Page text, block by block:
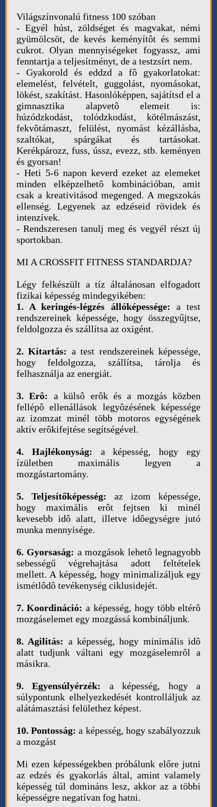
Világszínvonalú fitness 100 szóban
- Egyél húst, zöldséget és magvakat, némi
gyümölcsöt, de kevés keményítôt és semmi
cukrot. Olyan mennyiségeket fogyassz, ami
fenntartja a teljesítményt, de a testzsírt nem.
- Gyakorold és eddzd a fô gyakorlatokat:
elemelést, felvételt, guggolást, nyomásokat,
lökést, szakítást. Hasonlóképpen, sajátítsd el a
gimnasztika alapvetô elemeit is:
húzódzkodást, tolódzkodást, kötélmászást,
fekvôtámaszt, felülést, nyomást kézállásba,
szaltókat, spárgákat és tartásokat.
Kerékpározz, fuss, ússz, evezz, stb. keményen
és gyorsan!
- Heti 5-6 napon keverd ezeket az elemeket
minden elképzelhetô kombinációban, amit
csak a kreativitásod megenged. A megszokás
ellenség. Legyenek az edzéseid rövidek és
intenzívek.
- Rendszeresen tanulj meg és vegyél részt új
sportokban.
MI A CROSSFIT FITNESS STANDARDJA?
Légy felkészült a tíz általánosan elfogadott
fizikai képesség mindegyikében:
1. A keringés-légzés állóképessége: a test
rendszereinek képessége, hogy összegyűjtse,
feldolgozza és szállítsa az oxigént.
2. Kitartás: a test rendszereinek képessége,
hogy feldolgozza, szállítsa, tárolja és
felhasználja az energiát.
3. Erô: a külsô erôk és a mozgás közben
fellépô ellenállások legyôzésének képessége
az izomzat minél több motoros egységének
aktív erôkifejtése segítségével.
4. Hajlékonyság: a képesség, hogy egy
ízületben maximális legyen a
mozgástartomány.
5. Teljesítőképesség: az izom képessége,
hogy maximális erôt fejtsen ki minél
kevesebb idô alatt, illetve idôegységre jutó
munka mennyisége.
6. Gyorsaság: a mozgások lehetô legnagyobb
sebességű végrehajtása adott feltételek
mellett. A képesség, hogy minimalizáljuk egy
ismétlôdô tevékenység ciklusidejét.
7. Koordináció: a képesség, hogy több eltérô
mozgáselemet egy mozgássá kombináljunk.
8. Agilitás: a képesség, hogy minimális idô
alatt tudjunk váltani egy mozgáselemrôl a
másikra.
9. Egyensúlyérzék: a képesség, hogy a
súlypontunk elhelyezkedését kontrolláljuk az
alátámasztási felülethez képest.
10. Pontosság: a képesség, hogy szabályozzuk
a mozgást
Mi ezen képességekben próbálunk előre jutni
az edzés és gyakorlás által, amint valamely
képesség túl domináns lesz, akkor az a többi
képességre negatívan fog hatni.